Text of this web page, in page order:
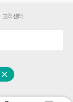
닫기
고객센터